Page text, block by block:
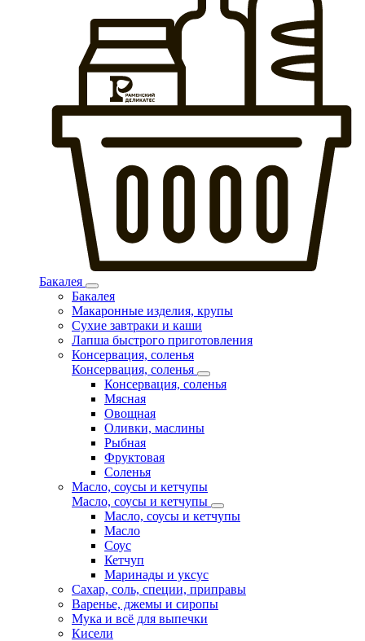
Бакалея
Бакалея
Макаронные изделия, крупы
Сухие завтраки и каши
Лапша быстрого приготовления
Консервация, соленья
Консервация, соленья
Консервация, соленья
Мясная
Овощная
Оливки, маслины
Рыбная
Фруктовая
Соленья
Масло, соусы и кетчупы
Масло, соусы и кетчупы
Масло, соусы и кетчупы
Масло
Соус
Кетчуп
Маринады и уксус
Сахар, соль, специи, приправы
Варенье, джемы и сиропы
Мука и всё для выпечки
Кисели